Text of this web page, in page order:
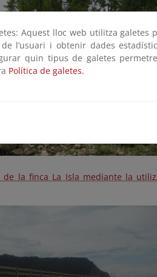
de la finca La Isla mediante la
Aquest lloc web utilitza galetes
de l’usuari i obtenir dades
quin tipus de galetes
Política de galetes.